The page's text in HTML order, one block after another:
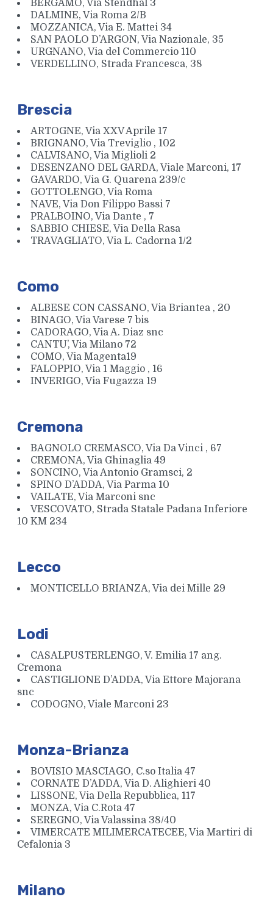
BERGAMO, Via Stendhal 3
DALMINE, Via Roma 2/B
MOZZANICA, Via E. Mattei 34
SAN PAOLO D’ARGON, Via Nazionale, 35
URGNANO, Via del Commercio 110
VERDELLINO, Strada Francesca, 38
Brescia
ARTOGNE, Via XXV Aprile 17
BRIGNANO, Via Treviglio , 102
CALVISANO, Via Miglioli 2
DESENZANO DEL GARDA, Viale Marconi, 17
GAVARDO, Via G. Quarena 239/c
GOTTOLENGO, Via Roma
NAVE, Via Don Filippo Bassi 7
PRALBOINO, Via Dante , 7
SABBIO CHIESE, Via Della Rasa
TRAVAGLIATO, Via L. Cadorna 1/2
Como
ALBESE CON CASSANO, Via Briantea , 20
BINAGO, Via Varese 7 bis
CADORAGO, Via A. Diaz snc
CANTU’, Via Milano 72
COMO, Via Magenta19
FALOPPIO, Via 1 Maggio , 16
INVERIGO, Via Fugazza 19
Cremona
BAGNOLO CREMASCO, Via Da Vinci , 67
CREMONA, Via Ghinaglia 49
SONCINO, Via Antonio Gramsci, 2
SPINO D’ADDA, Via Parma 10
VAILATE, Via Marconi snc
VESCOVATO, Strada Statale Padana Inferiore
10 KM 234
Lecco
MONTICELLO BRIANZA, Via dei Mille 29
Lodi
CASALPUSTERLENGO, V. Emilia 17 ang.
Cremona
CASTIGLIONE D’ADDA, Via Ettore Majorana
snc
CODOGNO, Viale Marconi 23
Monza-Brianza
BOVISIO MASCIAGO, C.so Italia 47
CORNATE D’ADDA, Via D. Alighieri 40
LISSONE, Via Della Repubblica, 117
MONZA, Via C.Rota 47
SEREGNO, Via Valassina 38/40
VIMERCATE MILIMERCATECEE, Via Martiri di
Cefalonia 3
Milano